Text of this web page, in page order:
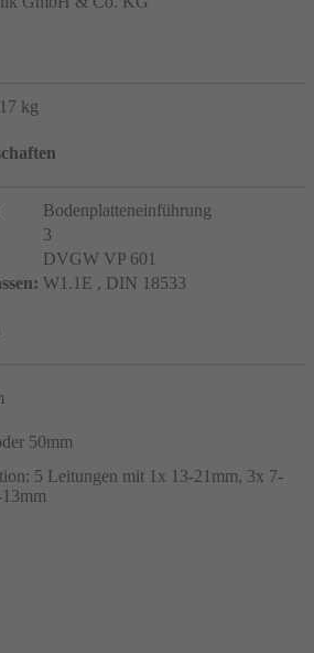
17 kg
Bodenplatteneinführung
3
DVGW VP 601
W1.1E , DIN 18533
50mm
5 Leitungen mit 1x 13-21mm, 3x 7-